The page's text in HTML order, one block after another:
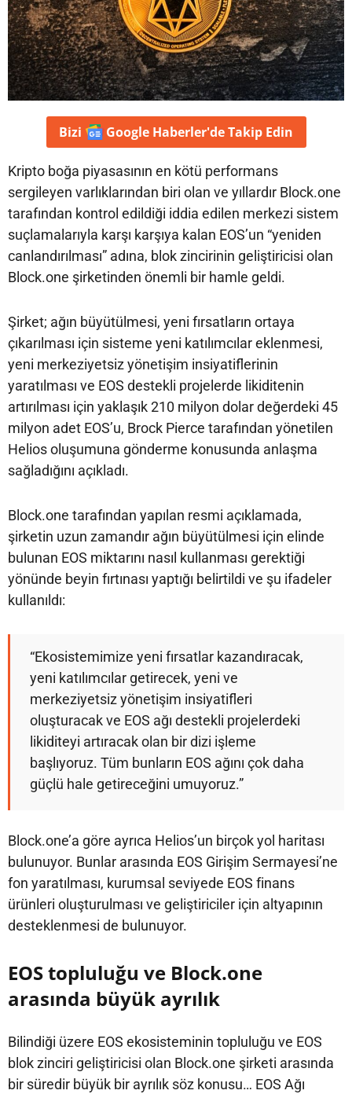
Bizi Google Haberler'deTakip Edin
Kripto boğa piyasasının en kötü performans
sergileyen varlıklarından biri olan ve yıllardır Block.one
tarafından kontrol edildiği iddia edilen merkezi sistem
suçlamalarıyla karşı karşıya kalan EOS’un “yeniden
canlandırılması” adına, blok zincirinin geliştiricisi olan
Block.one şirketinden önemli bir hamle geldi.
Şirket; ağın büyütülmesi, yeni fırsatların ortaya
çıkarılması için sisteme yeni katılımcılar eklenmesi,
yeni merkeziyetsiz yönetişim insiyatiflerinin
yaratılması ve EOS destekli projelerde likiditenin
artırılması için yaklaşık 210 milyon dolar değerdeki 45
milyon adet EOS’u, Brock Pierce tarafından yönetilen
Helios oluşumuna gönderme konusunda anlaşma
sağladığını açıkladı.
Block.one tarafından yapılan resmi açıklamada,
şirketin uzun zamandır ağın büyütülmesi için elinde
bulunan EOS miktarını nasıl kullanması gerektiği
yönünde beyin fırtınası yaptığı belirtildi ve şu ifadeler
kullanıldı:
“Ekosistemimize yeni fırsatlar kazandıracak,
yeni katılımcılar getirecek, yeni ve
merkeziyetsiz yönetişim insiyatifleri
oluşturacak ve EOS ağı destekli projelerdeki
likiditeyi artıracak olan bir dizi işleme
başlıyoruz. Tüm bunların EOS ağını çok daha
güçlü hale getireceğini umuyoruz.”
Block.one’a göre ayrıca Helios’un birçok yol haritası
bulunuyor. Bunlar arasında EOS Girişim Sermayesi’ne
fon yaratılması, kurumsal seviyede EOS finans
ürünleri oluşturulması ve geliştiriciler için altyapının
desteklenmesi de bulunuyor.
EOS topluluğu ve Block.one
arasında büyük ayrılık
Bilindiği üzere EOS ekosisteminin topluluğu ve EOS
blok zinciri geliştiricisi olan Block.one şirketi arasında
bir süredir büyük bir ayrılık söz konusu… EOS Ağı